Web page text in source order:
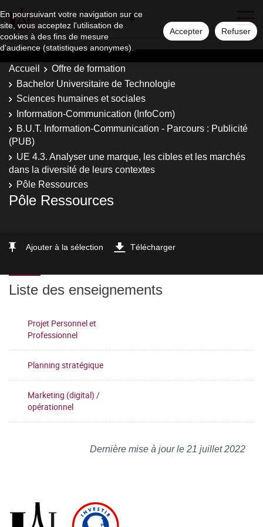
En poursuivant votre navigation sur ce
site, vous acceptez l'utilisation de
cookies à des fins de mesure
d'audience (statistiques anonymes).
Accepter Refuser
Accueil
Offre de formation
Bachelor Universitaire de Technologie
Sciences humaines et sociales
Information-Communication (InfoCom)
B.U.T. Information-Communication - Parcours : Publicité
(PUB)
UE 4.3. Analyser une marque, les cibles et les marchés
dans la diversité de leurs contextes
Pôle Ressources
Pôle Ressources
Ajouter à la sélection Télécharger
Liste des enseignements
Projet Personnel et
Professionnel
Planning stratégique
Marketing (digital) /
opérationnel
Dernière mise à jour le 21 juillet 2022